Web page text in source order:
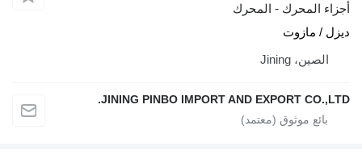
أجزاء المحرك - المحرك
ديزل / مازوت
الصين، Jining
JINING PINBO IMPORT AND EXPORT CO.,LTD.